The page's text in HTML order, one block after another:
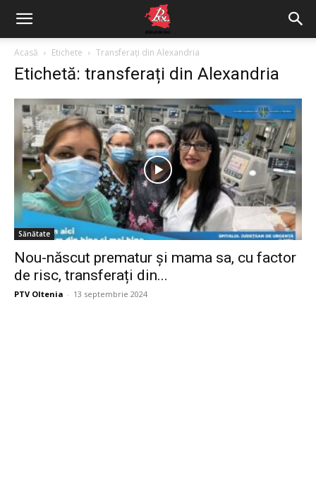
Acasă Etichete Transferați din Alexandria
Etichetă: transferați din Alexandria
Sănătate
Nou-născut prematur și mama sa, cu factor
de risc, transferați din...
PTV Oltenia - 13 septembrie 2024